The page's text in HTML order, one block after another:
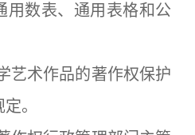
数表、通用表格和公
术作品的著作权保护
。